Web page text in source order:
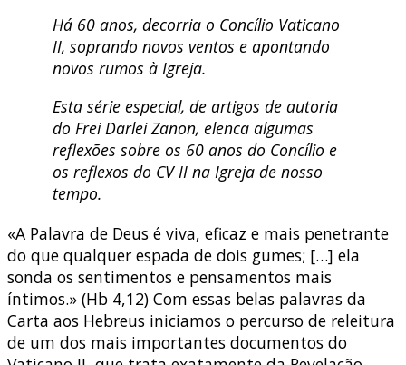
Há 60 anos, decorria o Concílio Vaticano
II, soprando novos ventos e apontando
novos rumos à Igreja.
Esta série especial, de artigos de autoria
do Frei Darlei Zanon, elenca algumas
reflexões sobre os 60 anos do Concílio e
os reflexos do CV II na Igreja de nosso
tempo.
«A Palavra de Deus é viva, eficaz e mais penetrante
do que qualquer espada de dois gumes; […] ela
sonda os sentimentos e pensamentos mais
íntimos.» (Hb 4,12) Com essas belas palavras da
Carta aos Hebreus iniciamos o percurso de releitura
de um dos mais importantes documentos do